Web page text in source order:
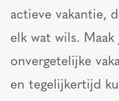
actieve vakantie,
elk wat wils.
onvergetelijke
en tegelijkertijd